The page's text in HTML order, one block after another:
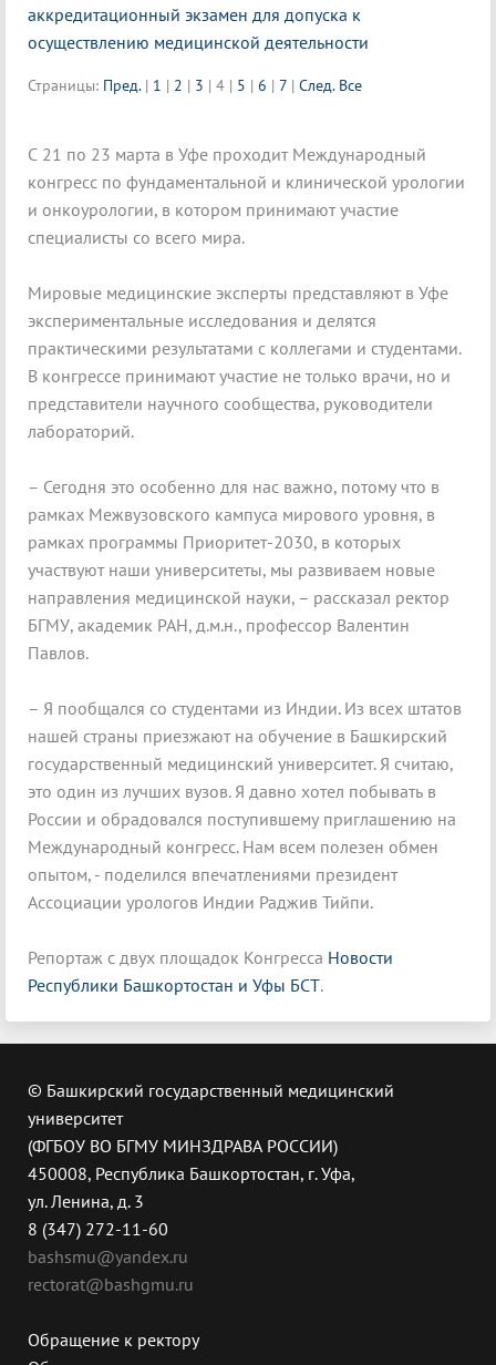
аккредитационный экзамен для допуска к
осуществлению медицинской деятельности
Страницы: Пред. | 1 | 2 | 3 | 4 | 5 | 6 | 7 | След. Все
С 21 по 23 марта в Уфе проходит Международный
конгресс по фундаментальной и клинической урологии
и онкоурологии, в котором принимают участие
специалисты со всего мира.
Мировые медицинские эксперты представляют в Уфе
экспериментальные исследования и делятся
практическими результатами с коллегами и студентами.
В конгрессе принимают участие не только врачи, но и
представители научного сообщества, руководители
лабораторий.
– Сегодня это особенно для нас важно, потому что в
рамках Межвузовского кампуса мирового уровня, в
рамках программы Приоритет-2030, в которых
участвуют наши университеты, мы развиваем новые
направления медицинской науки, – рассказал ректор
БГМУ, академик РАН, д.м.н., профессор Валентин
Павлов.
– Я пообщался со студентами из Индии. Из всех штатов
нашей страны приезжают на обучение в Башкирский
государственный медицинский университет. Я считаю,
это один из лучших вузов. Я давно хотел побывать в
России и обрадовался поступившему приглашению на
Международный конгресс. Нам всем полезен обмен
опытом, - поделился впечатлениями президент
Ассоциации урологов Индии Раджив Тийпи.
Репортаж с двух площадок Конгресса Новости
Республики Башкортостан и Уфы БСТ.
© Башкирский государственный медицинский
университет
(ФГБОУ ВО БГМУ МИНЗДРАВА РОССИИ)
450008, Республика Башкортостан, г. Уфа,
ул. Ленина, д. 3
8 (347) 272-11-60
bashsmu@yandex.ru
rectorat@bashgmu.ru
Обращение к ректору